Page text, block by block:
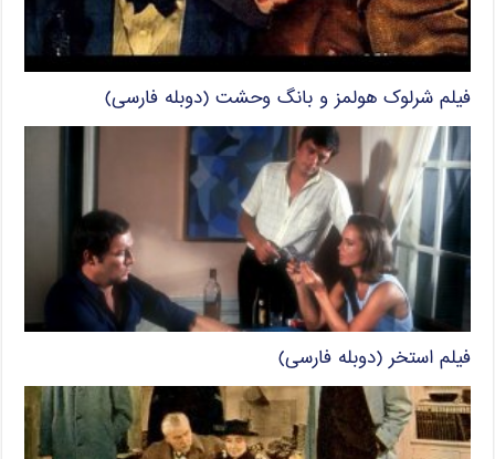
فیلم شرلوک هولمز و بانگ وحشت (دوبله فارسی)
فیلم استخر (دوبله فارسی)